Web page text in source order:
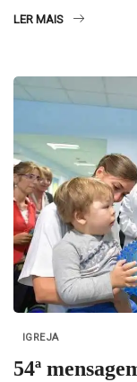
LER MAIS
IGREJA
54ª